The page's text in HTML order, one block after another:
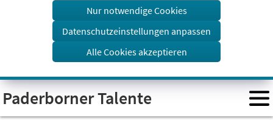
Visuelle
Assistenzsoftware
öffnen.
einem
Tab)
Nur notwendige Cookies
Datenschutzeinstellungen anpassen
Alle Cookies akzeptieren
Paderborner Talente